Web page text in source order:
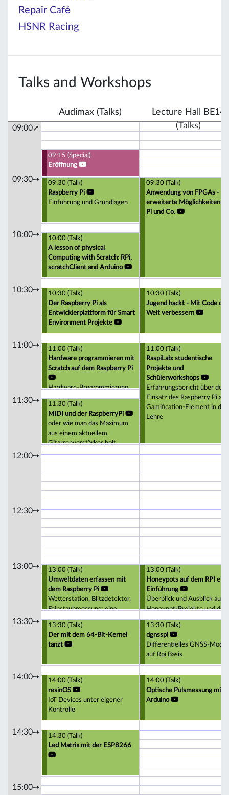
Repair Café
HSNR Racing
Talks and Workshops
09:00➚
09:30➙
10:00➙
10:30➙
11:00➙
11:30➙
12:00➙
12:30➙
13:00➙
13:30➙
14:00➙
14:30➙
15:00➙
Audimax (Talks)
Lecture Hall BE14
(Talks)
09:15 (Special)
Eröffnung
09:30 (Talk)
Raspberry Pi
Einführung und Grundlagen
09:30 (Talk)
Anwendung von FPGAs -
erweiterte Möglichkeiten
Pi und Co.
10:00 (Talk)
A lesson of physical
Computing with Scratch: RPi,
scratchClient and Arduino
10:30 (Talk)
Der Raspberry Pi als
Entwicklerplattform für Smart
Environment Projekte
10:30 (Talk)
Jugend hackt - Mit Code die
Welt verbessern
11:00 (Talk)
Hardware programmieren mit
Scratch auf dem Raspberry Pi
Hardware-Programmierung
ohne Vorkenntnisse - es ist
wirklich so einfach :-)
11:00 (Talk)
RaspiLab: studentische
Projekte und
Schülerworkshops
Erfahrungsbericht über den
Einsatz des Raspberry Pi als
Gamification-Element in der
Lehre
11:30 (Talk)
MIDI und der RaspberryPi
oder wie man das Maximum
aus einem aktuellem
Gitarrenverstärker holt.
13:00 (Talk)
Umweltdaten erfassen mit
dem Raspberry Pi
Wetterstation, Blitzdetektor,
Feinstaubmessung: eine
anfängerfreundliche
Einführung.
13:00 (Talk)
Honeypots auf dem RPI eine
Einführung
Überblick und Ausblick auf
Honeypot-Projekte und dem
RPI
13:30 (Talk)
Der mit dem 64-Bit-Kernel
tanzt
13:30 (Talk)
dgnsspi
Differentielles GNSS-Modul
auf Rpi Basis
14:00 (Talk)
resinOS
IoT Devices unter eigener
Kontrolle
14:00 (Talk)
Optische Pulsmessung mit
Arduino
14:30 (Talk)
Led Matrix mit der ESP8266